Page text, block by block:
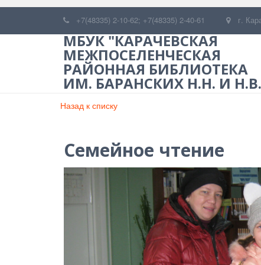
+7(48335) 2-10-62; +7(48335) 2-40-61 г.
МБУК "КАРАЧЕВСКАЯ
МЕЖПОСЕЛЕНЧЕСКАЯ
РАЙОННАЯ БИБЛИОТЕКА
ИМ. БАРАНСКИХ Н.Н. И
Назад к списку
Семейное чтение